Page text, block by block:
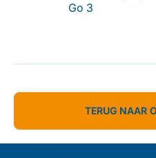
Go 3
TERUG NAAR